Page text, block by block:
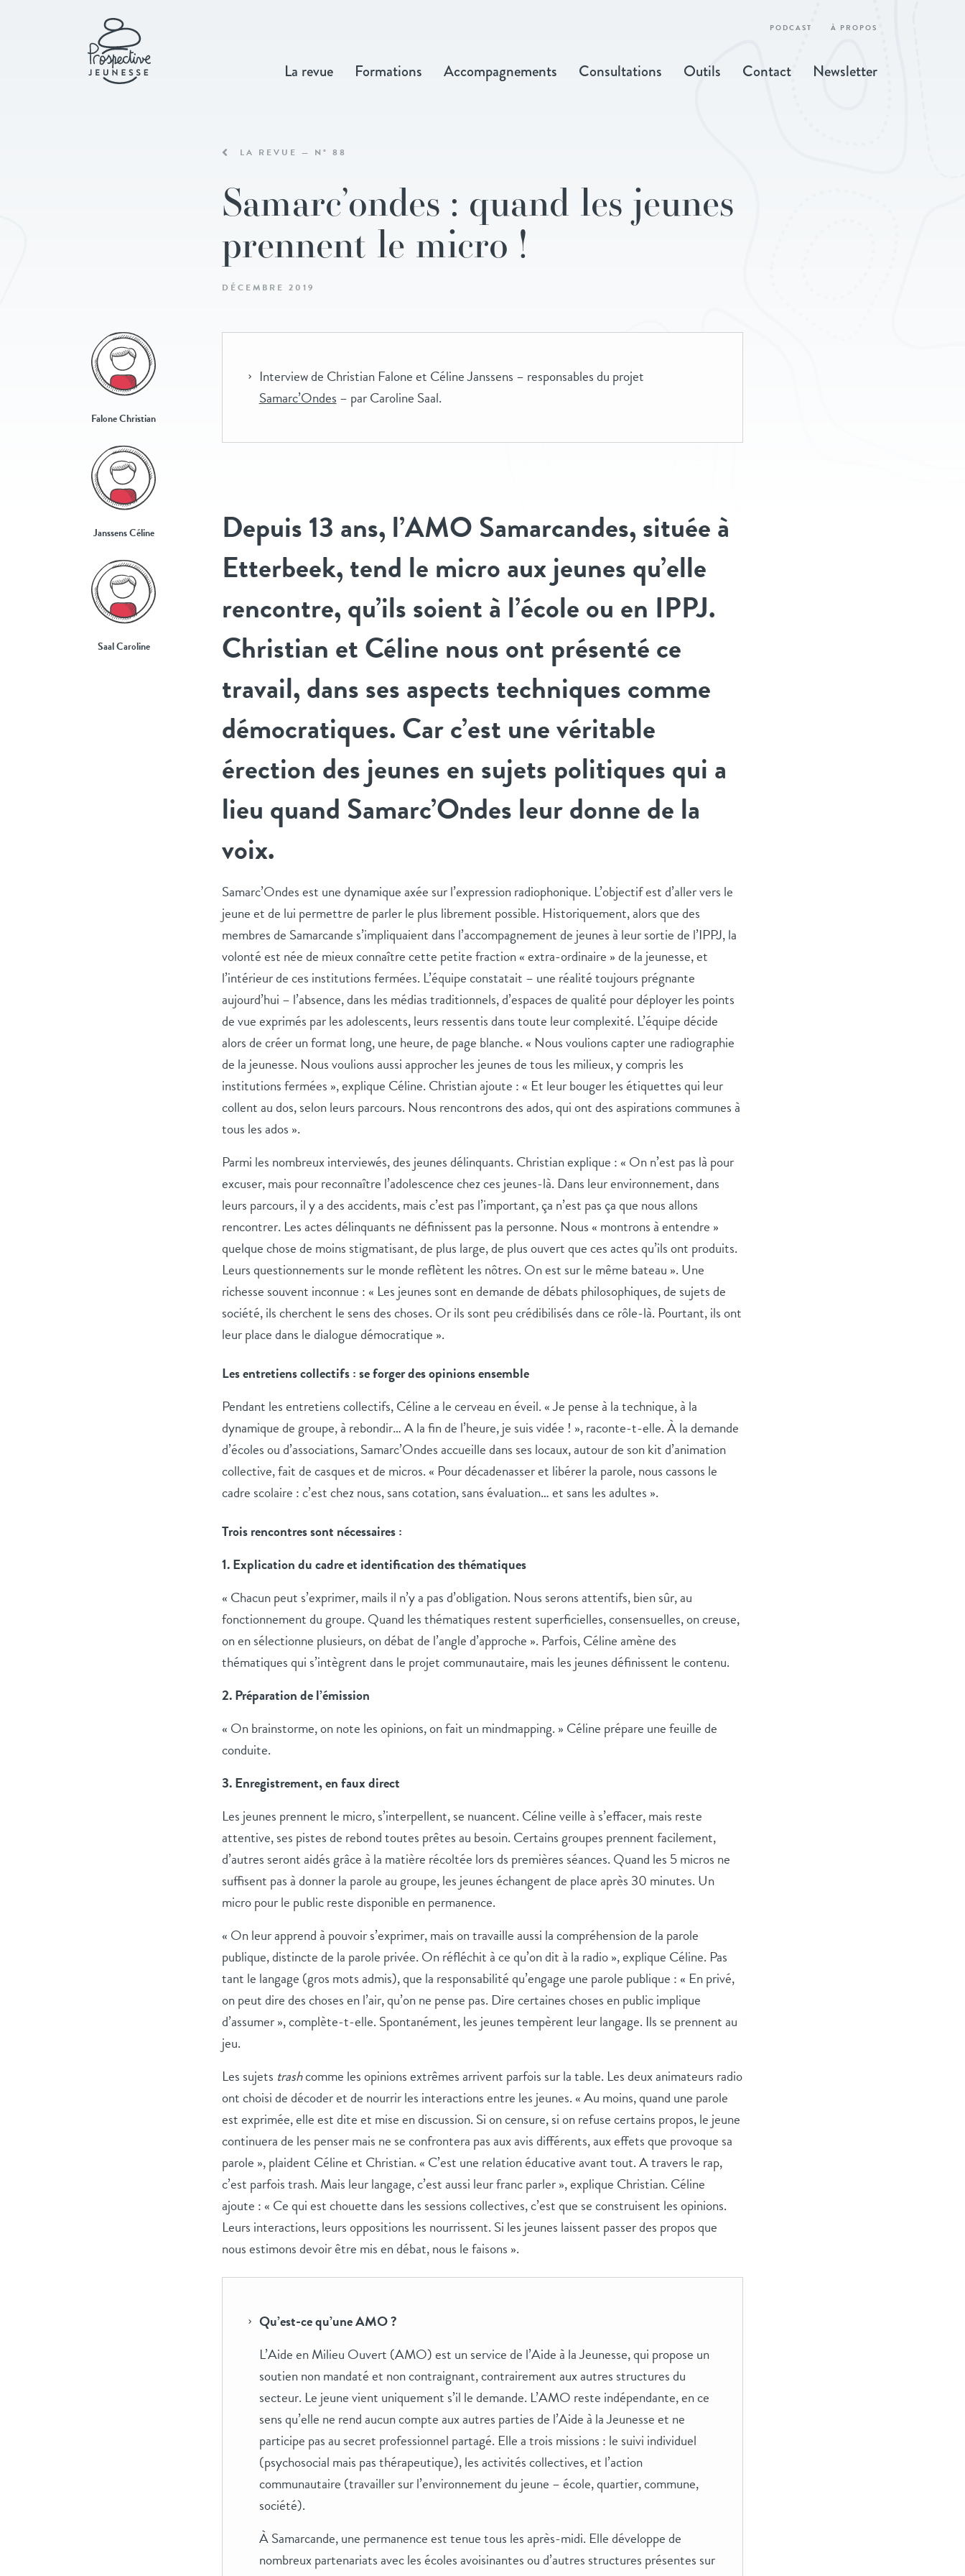
PODCAST À PROPOS
La revue Formations Accompagnements Consultations Outils Contact Newsletter
LA REVUE — N° 88
Samarc’ondes : quand les jeunes
prennent le micro !
DÉCEMBRE 2019
Falone Christian
Janssens Céline
Saal Caroline
Interview de Christian Falone et Céline Janssens – responsables du projet
Samarc’Ondes– par Caroline Saal.
Depuis 13 ans, l’AMO Samarcandes, située à
Etterbeek, tend le micro aux jeunes qu’elle
rencontre, qu’ils soient à l’école ou en IPPJ.
Christian et Céline nous ont présenté ce
travail, dans ses aspects techniques comme
démocratiques. Car c’est une véritable
érection des jeunes en sujets politiques qui a
lieu quand Samarc’Ondes leur donne de la
voix.
Samarc’Ondes est unedynamique axée sur l’expression radiophonique. L’objectif est d’aller vers le
jeune et de lui permettre de parler le plus librement possible. Historiquement, alors que des
membres de Samarcande s’impliquaient dans l’accompagnement de jeunes à leur sortie de l’IPPJ, la
volonté est née de mieux connaîtrecette petite fraction « extra-ordinaire » de la jeunesse, et
l’intérieur de ces institutions fermées. L’équipe constatait – une réalité toujours prégnante
aujourd’hui – l’absence, dans les médias traditionnels, d’espaces de qualité pourdéployer les points
de vue exprimés par les adolescents, leurs ressentis dans toute leur complexité. L’équipe décide
alors de créer un format long, une heure, de page blanche. « Nous voulions capter une radiographie
de la jeunesse. Nous voulions aussi approcher les jeunes de tous les milieux, y compris les
institutions fermées », explique Céline. Christian ajoute : « Et leur bouger les étiquettes qui leur
collent au dos, selon leurs parcours. Nous rencontrons des ados, qui ont des aspirations communes à
tous les ados ».
Parmi les nombreux interviewés, des jeunes délinquants. Christian explique : « On n’est pas là pour
excuser, mais pour reconnaître l’adolescence chez ces jeunes-là. Dans leur environnement, dans
leurs parcours, il y a des accidents, mais c’est pas l’important, ça n’est pas ça que nous allons
rencontrer. Les actes délinquants ne définissent pas la personne. Nous « montrons à entendre »
quelque chose de moins stigmatisant, de plus large, de plus ouvert que ces actes qu’ils ont produits.
Leurs questionnements sur le monde reflètent les nôtres. On est sur le même bateau ». Une
richesse souvent inconnue : « Les jeunes sont en demande de débats philosophiques, de sujets de
société, ils cherchent le sens des choses. Or ils sont peu crédibilisés dans ce rôle-là. Pourtant, ils ont
leur place dans le dialogue démocratique ».
Les entretiens collectifs : se forger des opinions ensemble
Pendant les entretiens collectifs, Céline a le cerveau en éveil. « Je pense à la technique, à la
dynamique de groupe, à rebondir… A la fin de l’heure, je suis vidée ! », raconte-t-elle. À la demande
d’écoles ou d’associations, Samarc’Ondes accueille dans ses locaux, autour de son kit d’animation
collective, fait de casques et de micros. « Pour décadenasser et libérer la parole, nous cassons le
cadre scolaire : c’est chez nous, sans cotation, sans évaluation… et sans les adultes ».
Trois rencontres sont nécessaires :
1. Explication du cadre et identification des thématiques
« Chacun peut s’exprimer, mails il n’y a pas d’obligation. Nous serons attentifs, bien sûr, au
fonctionnement du groupe. Quand les thématiques restent superficielles, consensuelles, on creuse,
on en sélectionne plusieurs, on débat de l’angle d’approche ». Parfois, Céline amène des
thématiques qui s’intègrent dans le projet communautaire, mais les jeunes définissent le contenu.
2. Préparation de l’émission
« On brainstorme, on note les opinions, on fait un mindmapping. » Céline prépare une feuille de
conduite.
3. Enregistrement, en faux direct
Les jeunes prennent le micro, s’interpellent, se nuancent. Céline veille à s’effacer, mais reste
attentive, ses pistes de rebond toutes prêtes au besoin. Certains groupes prennent facilement,
d’autres seront aidés grâce à la matière récoltée lors ds premières séances. Quand les 5 micros ne
suffisent pas à donner la parole au groupe, les jeunes échangent de place après 30 minutes. Un
micro pour le public reste disponible en permanence.
« On leur apprend à pouvoir s’exprimer, mais on travaille aussi la compréhension de la parole
publique, distincte de la parole privée. On réfléchit à ce qu’on dit à la radio », explique Céline. Pas
tant le langage (gros mots admis), que la responsabilité qu’engage une parole publique : « En privé,
on peut dire des choses en l’air, qu’on ne pense pas. Dire certaines choses en public implique
d’assumer », complète-t-elle. Spontanément, les jeunes tempèrent leur langage. Ils se prennent au
jeu.
Les sujets trashcomme les opinions extrêmes arrivent parfois sur la table. Les deux animateurs radio
ont choisi de décoder et de nourrir les interactions entre les jeunes. « Au moins, quand une parole
est exprimée, elle est dite et mise en discussion. Si on censure, si on refuse certains propos, le jeune
continuera de les penser mais ne se confrontera pas aux avis différents, aux effets que provoque sa
parole », plaident Céline et Christian. « C’est une relation éducative avant tout. A travers le rap,
c’est parfois trash. Mais leur langage, c’est aussi leur franc parler », explique Christian. Céline
ajoute : « Ce qui est chouette dans les sessions collectives, c’est que se construisent les opinions.
Leurs interactions, leurs oppositions les nourrissent. Si les jeunes laissent passer des propos que
nous estimons devoir être mis en débat, nous le faisons ».
Qu’est-ce qu’une AMO ?
L’Aide en Milieu Ouvert (AMO) est un service de l’Aide à la Jeunesse, qui propose un
soutien non mandaté et non contraignant, contrairement aux autres structures du
secteur. Le jeune vient uniquement s’il le demande. L’AMO reste indépendante, en ce
sens qu’elle ne rend aucun compte aux autres parties de l’Aide à la Jeunesse et ne
participe pas au secret professionnel partagé. Elle a trois missions : le suivi individuel
(psychosocial mais pas thérapeutique), les activités collectives, et l’action
communautaire (travailler sur l’environnement du jeune – école, quartier, commune,
société).
À Samarcande, une permanence est tenue tous les après-midi. Elle développe de
nombreux partenariats avec les écoles avoisinantes ou d’autres structures présentes sur